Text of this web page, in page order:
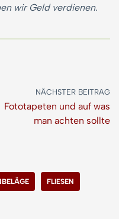
wir Geld verdienen.
NÄCHSTER BEITRAG
Fototapeten und auf was
man achten sollte
FLIESEN